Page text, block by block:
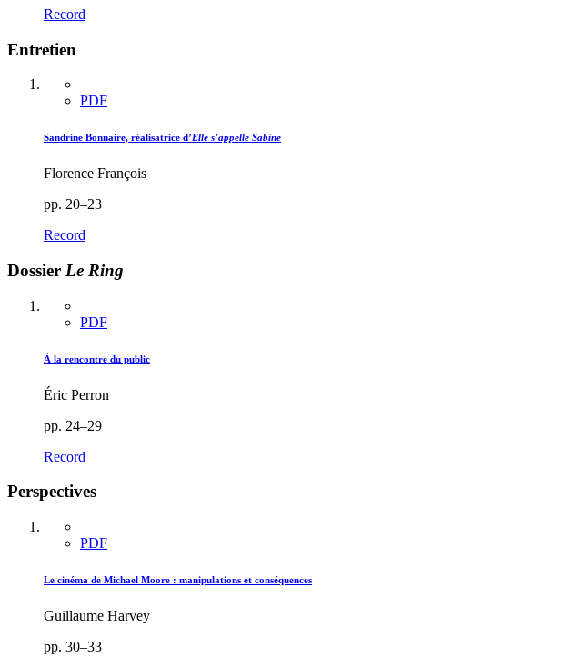
Record
Entretien
PDF
Sandrine Bonnaire, réalisatrice d’Elle s’appelle Sabine
Florence François
pp. 20–23
Record
Dossier Le Ring
PDF
À la rencontre du public
Éric Perron
pp. 24–29
Record
Perspectives
PDF
Le cinéma de Michael Moore : manipulations et conséquences
Guillaume Harvey
pp. 30–33